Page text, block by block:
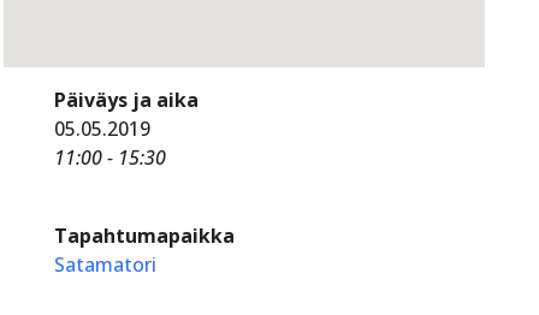
Päiväys ja aika
05.05.2019
11:00 - 15:30
Tapahtumapaikka
Satamatori